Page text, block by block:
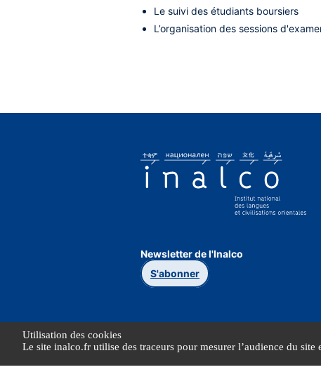
Utilisation des cookies
Le site inalco.fr utilise des traceurs pour mesurer l’audience du
Le suivi des étudiants boursiers
L’organisation des sessions
Newsletter de l'Inalco
S'abonner